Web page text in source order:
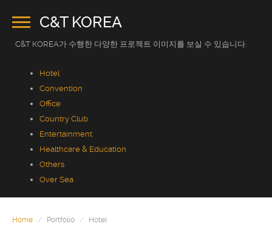
HOME
COMPANY
C&T KOREA
C&T KOREA가 수행한 다양한 프로젝트 이미지를 보실 수 있습니다.
Hotel
Convention
Office
Country Club
Entertainment
Healthcare & Education
Others
Over Sea
Home Portfolio Hotel